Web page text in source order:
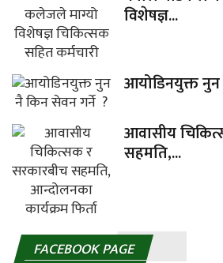
विशेषज्ञ...
आयोडिनयुक्त
आवासीय
सहमति,...
FACEBOOK PAGE